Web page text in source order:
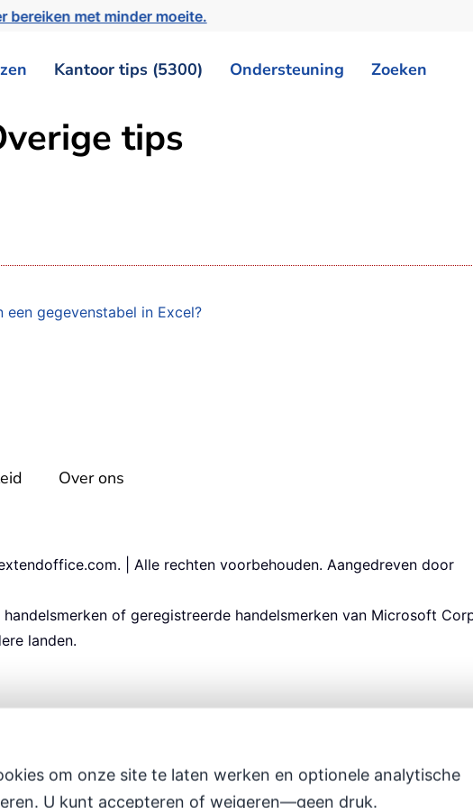
bereiken met minder moeite.
Kantoor tips (5300) Ondersteuning Zoeken
tips
gegevenstabel in Excel?
Over ons
| Alle rechten voorbehouden. Aangedreven door
of geregistreerde handelsmerken van Microsoft
landen.
om onze site te laten werken en optionele analytische